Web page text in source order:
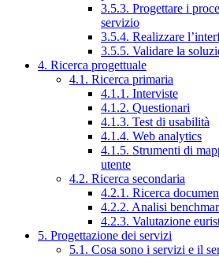
3.5.3. Progettare i
servizio
3.5.4. Realizzare
3.5.5. Validare la
4. Ricerca progettuale
4.1. Ricerca primaria
4.1.1. Interviste
4.1.2. Questionari
4.1.3. Test di usabilità
4.1.4. Web analytics
4.1.5. Strumenti di
utente
4.2. Ricerca secondaria
4.2.1. Ricerca
4.2.2. Analisi
4.2.3. Valutazione
5. Progettazione dei servizi
5.1. Cosa sono i servizi e il